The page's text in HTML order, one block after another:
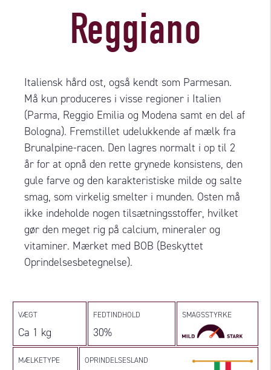
Reggiano
Italiensk hård ost, også kendt som Parmesan.
Må kun produceres i visse regioner i Italien
(Parma, Reggio Emilia og Modena samt en del af
Bologna). Fremstillet udelukkende af mælk fra
Brunalpine-racen. Den lagres normalt i op til 2
år for at opnå den rette grynede konsistens, den
gule farve og den karakteristiske milde og salte
smag, som virkelig smelter i munden. Osten må
ikke indeholde nogen tilsætningsstoffer, hvilket
gør den meget rig på calcium, mineraler og
vitaminer. Mærket med BOB (Beskyttet
Oprindelsesbetegnelse).
VÆGT
Ca 1 kg
FEDTINDHOLD
30%
SMAGSSTYRKE
MÆLKETYPE OPRINDELSESLAND